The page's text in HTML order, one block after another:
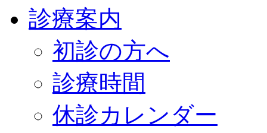
診療案内
初診の方へ
診療時間
休診カレンダー